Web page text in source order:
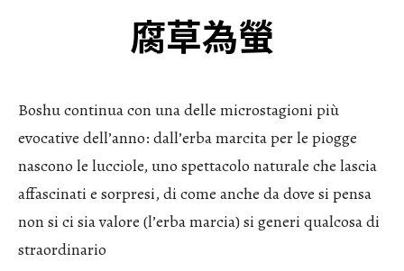
腐草為螢
Boshu continua con una delle microstagioni più
evocative dell’anno: dall’erba marcita per le piogge
nascono le lucciole, uno spettacolo naturale che lascia
affascinati e sorpresi, di come anche da dove si pensa
non si ci sia valore (l’erba marcia) si generi qualcosa di
straordinario